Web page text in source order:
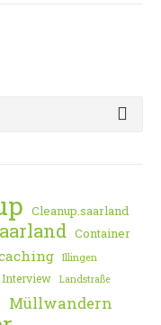
Cleanup.saarland
Container
Illingen
Interview Landstraße
Müllwandern